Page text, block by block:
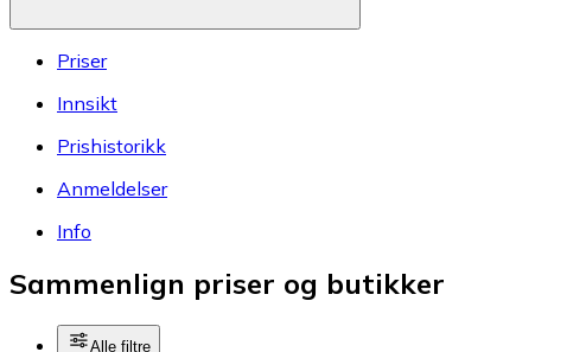
Priser
Innsikt
Prishistorikk
Anmeldelser
Info
Sammenlign priser og butikker
Alle filtre